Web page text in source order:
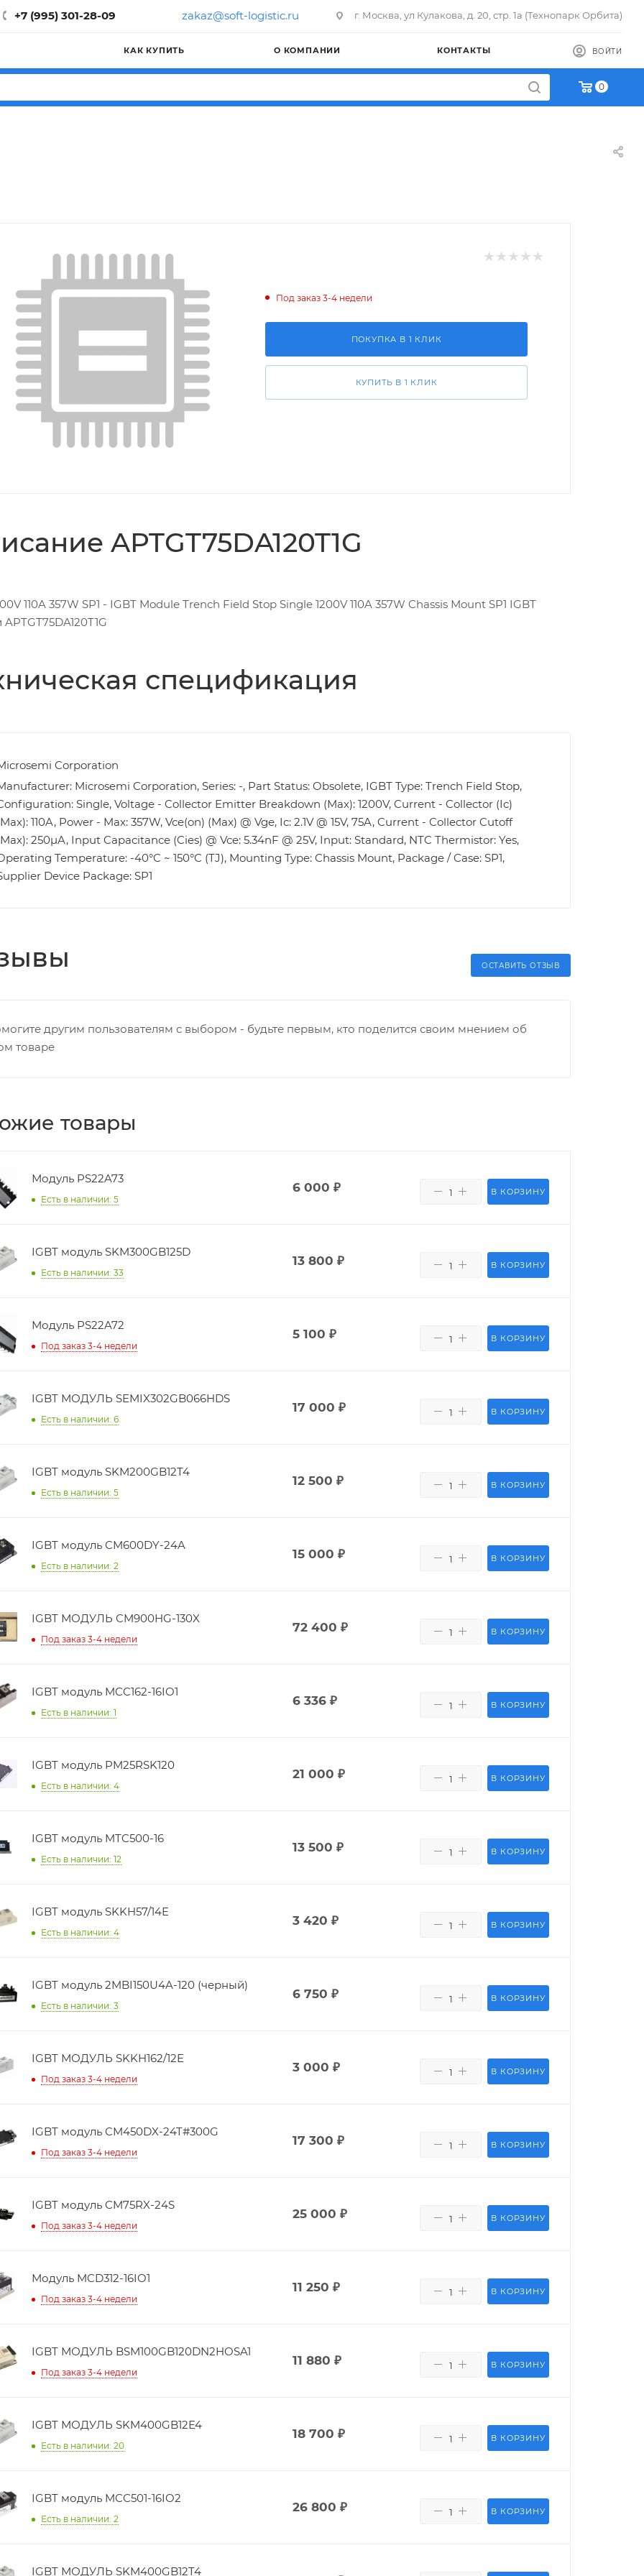
+7 (995) 301-28-09 zakaz@soft-logistic.ru г. Москва, ул Кулакова, д. 20, стр. 1а (Технопарк Орбита)
КАК КУПИТЬ О КОМПАНИИ КОНТАКТЫ ВОЙТИ
0
Под заказ 3-4 недели
ПОКУПКА В 1 КЛИК
КУПИТЬ В 1 КЛИК
APTGT75DA120T1G
110A 357W SP1 - IGBT Module Trench Field Stop Single 1200V 110A 357W Chassis Mount SP1 IGBT
спецификация
Corporation
Microsemi Corporation, Series: -, Part Status: Obsolete, IGBT Type: Trench Field Stop,
Single, Voltage - Collector Emitter Breakdown (Max): 1200V, Current - Collector (Ic)
110A, Power - Max: 357W, Vce(on) (Max) @ Vge, Ic: 2.1V @ 15V, 75A, Current - Collector Cutoff
250µA, Input Capacitance (Cies) @ Vce: 5.34nF @ 25V, Input: Standard, NTC Thermistor: Yes,
Temperature: -40°C ~ 150°C (TJ), Mounting Type: Chassis Mount, Package / Case: SP1,
Device Package: SP1
ОСТАВИТЬ ОТЗЫВ
другим пользователям с выбором - будьте первым, кто поделится своим мнением об
товаре
товары
Модуль PS22A73
Есть в наличии: 5
6 000 ₽ В КОРЗИНУ
IGBT модуль SKM300GB125D
Есть в наличии: 33
13 800 ₽ В КОРЗИНУ
Модуль PS22A72
Под заказ 3-4 недели
5 100 ₽ В КОРЗИНУ
IGBT МОДУЛЬ SEMIX302GB066HDS
Есть в наличии: 6
17 000 ₽ В КОРЗИНУ
IGBT модуль SKM200GB12T4
Есть в наличии: 5
12 500 ₽ В КОРЗИНУ
IGBT модуль CM600DY-24A
Есть в наличии: 2
15 000 ₽ В КОРЗИНУ
IGBT МОДУЛЬ CM900HG-130X
Под заказ 3-4 недели
72 400 ₽ В КОРЗИНУ
IGBT модуль MCC162-16IO1
Есть в наличии: 1
6 336 ₽ В КОРЗИНУ
IGBT модуль PM25RSK120
Есть в наличии: 4
21 000 ₽ В КОРЗИНУ
IGBT модуль MTC500-16
Есть в наличии: 12
13 500 ₽ В КОРЗИНУ
IGBT модуль SKKH57/14E
Есть в наличии: 4
3 420 ₽ В КОРЗИНУ
IGBT модуль 2MBI150U4A-120 (черный)
Есть в наличии: 3
6 750 ₽ В КОРЗИНУ
IGBT МОДУЛЬ SKKH162/12E
Под заказ 3-4 недели
3 000 ₽ В КОРЗИНУ
IGBT модуль CM450DX-24T#300G
Под заказ 3-4 недели
17 300 ₽ В КОРЗИНУ
IGBT модуль CM75RX-24S
Под заказ 3-4 недели
25 000 ₽ В КОРЗИНУ
Модуль MCD312-16IO1
Под заказ 3-4 недели
11 250 ₽ В КОРЗИНУ
IGBT МОДУЛЬ BSM100GB120DN2HOSA1
Под заказ 3-4 недели
11 880 ₽ В КОРЗИНУ
IGBT МОДУЛЬ SKM400GB12E4
Есть в наличии: 20
18 700 ₽ В КОРЗИНУ
IGBT модуль MCC501-16IO2
Есть в наличии: 2
26 800 ₽ В КОРЗИНУ
IGBT МОДУЛЬ SKM400GB12T4